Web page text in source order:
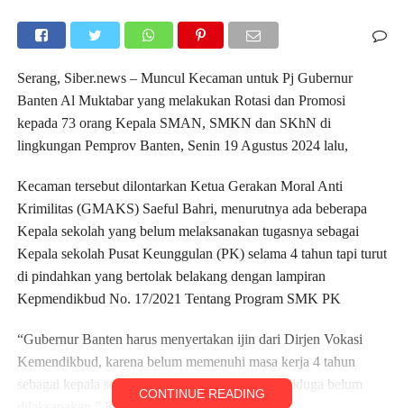
Serang, Siber.news – Muncul Kecaman untuk Pj Gubernur
Banten Al Muktabar yang melakukan Rotasi dan Promosi
kepada 73 orang Kepala SMAN, SMKN dan SKhN di
lingkungan Pemprov Banten, Senin 19 Agustus 2024 lalu,
Kecaman tersebut dilontarkan Ketua Gerakan Moral Anti
Krimilitas (GMAKS) Saeful Bahri, menurutnya ada beberapa
Kepala sekolah yang belum melaksanakan tugasnya sebagai
Kepala sekolah Pusat Keunggulan (PK) selama 4 tahun tapi turut
di pindahkan yang bertolak belakang dengan lampiran
Kepmendikbud No. 17/2021 Tentang Program SMK PK
“Gubernur Banten harus menyertakan ijin dari Dirjen Vokasi
Kemendikbud, karena belum memenuhi masa kerja 4 tahun
sebagai kepala sekolah pada SMK PK, dan itu diduga belum
CONTINUE READING